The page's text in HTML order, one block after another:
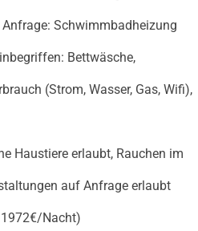
Schwimmbadheizung
Bettwäsche,
(Strom, Wasser, Gas, Wifi),
Haustiere erlaubt, Rauchen im
auf Anfrage erlaubt
Nacht)